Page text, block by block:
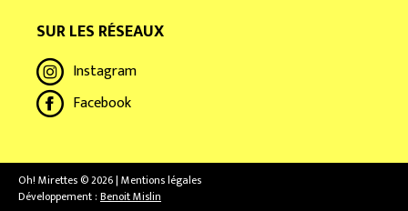
SUR LES RÉSEAUX
Instagram
Facebook
Oh! Mirettes © 2026 | Mentions légales
Développement : Benoit Mislin